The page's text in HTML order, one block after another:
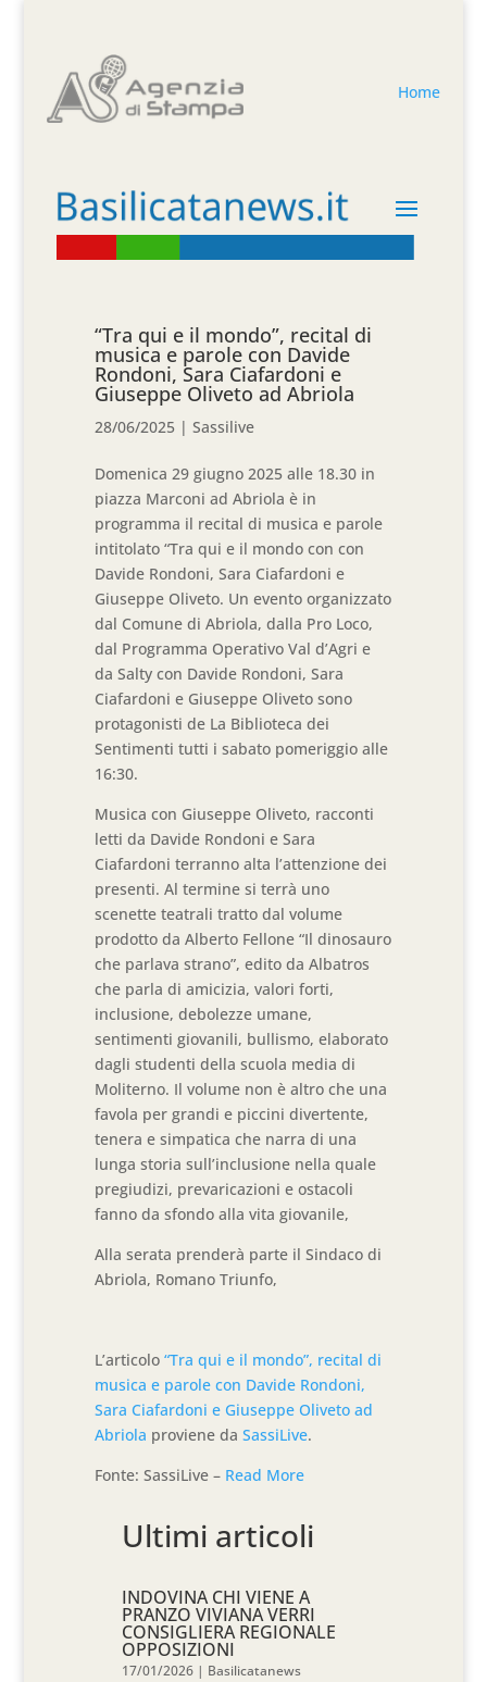
Home
“Tra qui e il mondo”, recital di
musica e parole con Davide
Rondoni, Sara Ciafardoni e
Giuseppe Oliveto ad Abriola
28/06/2025 |Sassilive
Domenica 29 giugno 2025 alle 18.30 in
piazza Marconi ad Abriola è in
programma il recital di musica e parole
intitolato “Tra qui e il mondo con con
Davide Rondoni, Sara Ciafardoni e
Giuseppe Oliveto. Un evento organizzato
dal Comune di Abriola, dalla Pro Loco,
dal Programma Operativo Val d’Agri e
da Salty con Davide Rondoni, Sara
Ciafardoni e Giuseppe Oliveto sono
protagonisti de La Biblioteca dei
Sentimenti tutti i sabato pomeriggio alle
16:30.
Musica con Giuseppe Oliveto, racconti
letti da Davide Rondoni e Sara
Ciafardoni terranno alta l’attenzione dei
presenti. Al termine si terrà uno
scenette teatrali tratto dal volume
prodotto da Alberto Fellone “Il dinosauro
che parlava strano”, edito da Albatros
che parla di amicizia, valori forti,
inclusione, debolezze umane,
sentimenti giovanili, bullismo, elaborato
dagli studenti della scuola media di
Moliterno. Il volume non è altro che una
favola per grandi e piccini divertente,
tenera e simpatica che narra di una
lunga storia sull’inclusione nella quale
pregiudizi, prevaricazioni e ostacoli
fanno da sfondo alla vita giovanile,
Alla serata prenderà parte il Sindaco di
Abriola, Romano Triunfo,
L’articolo“Tra qui e il mondo”, recital di
musica e parole con Davide Rondoni,
Sara Ciafardoni e Giuseppe Oliveto ad
Abriola proviene daSassiLive.
Fonte: SassiLive – Read More
Ultimi articoli
INDOVINA CHI VIENE A
PRANZO VIVIANA VERRI
CONSIGLIERA REGIONALE
OPPOSIZIONI
17/01/2026 | Basilicatanews